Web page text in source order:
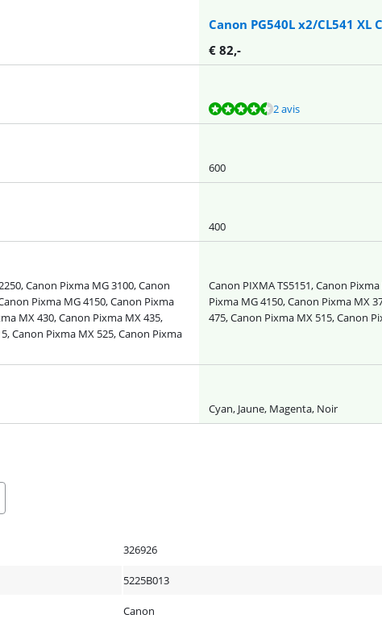
Canon PG540L x2/CL541
€ 82,-
2 avis
600
400
Canon Pixma MG 3100, Canon
Pixma MG 4150, Canon Pixma
MX 430, Canon Pixma MX 435,
Canon Pixma MX 525, Canon Pixma
Canon PIXMA TS5151, Canon
Pixma MG 4150, Canon Pixma MX
475, Canon Pixma MX 515, Canon
Cyan, Jaune, Magenta, Noir
326926
5225B013
Canon